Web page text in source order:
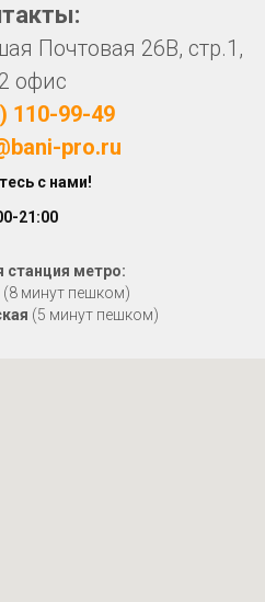
Почтовая 26В, стр.1,
офис
110-99-49
pro.ru
с нами!
21:00
станция метро:
(8 минут пешком)
(5 минут пешком)